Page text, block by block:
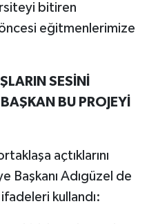
bitiren
eğitmenlerimize
SESİNİ
BU PROJEYİ
açtıklarını
Başkanı Adıgüzel de
kullandı: